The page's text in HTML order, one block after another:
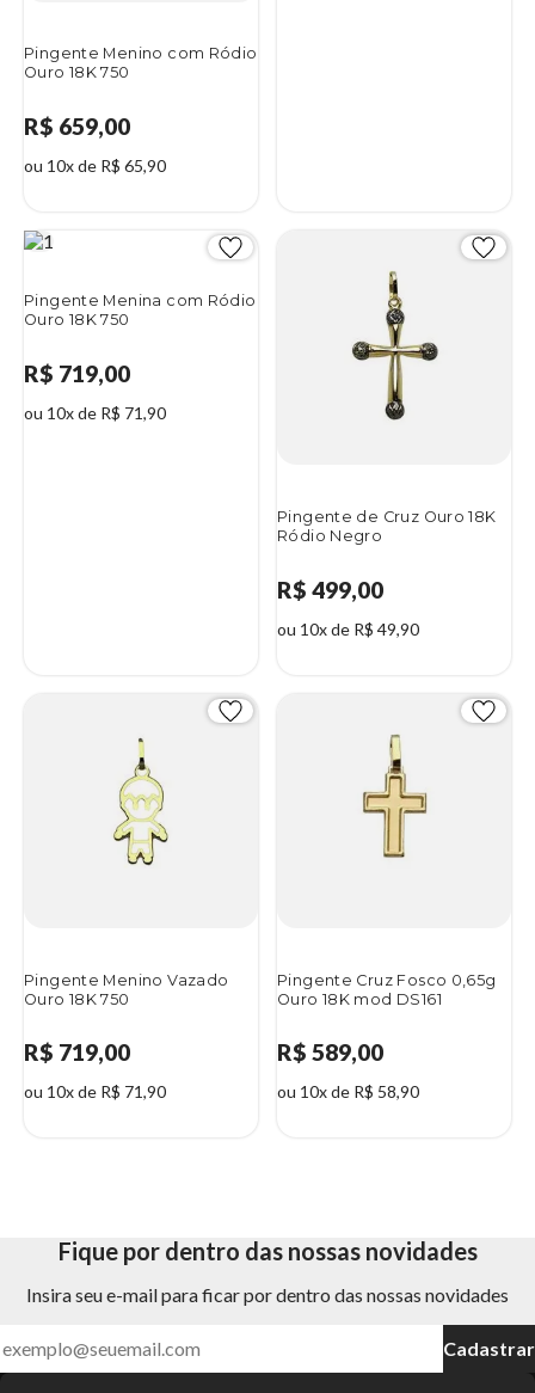
Pingente Menino com Ródio
Ouro 18K 750
R$ 659,00
ou 10x de R$ 65,90
Pingente Menina com Ródio
Ouro 18K 750
R$ 719,00
ou 10x de R$ 71,90
Pingente de Cruz Ouro 18K
Ródio Negro
R$ 499,00
ou 10x de R$ 49,90
Pingente Menino Vazado
Ouro 18K 750
R$ 719,00
ou 10x de R$ 71,90
Pingente Cruz Fosco 0,65g
Ouro 18K mod DS161
R$ 589,00
ou 10x de R$ 58,90
Fique por dentro das nossas novidades
Insira seu e-mail para ficar por dentro das nossas novidades
Cadastrar